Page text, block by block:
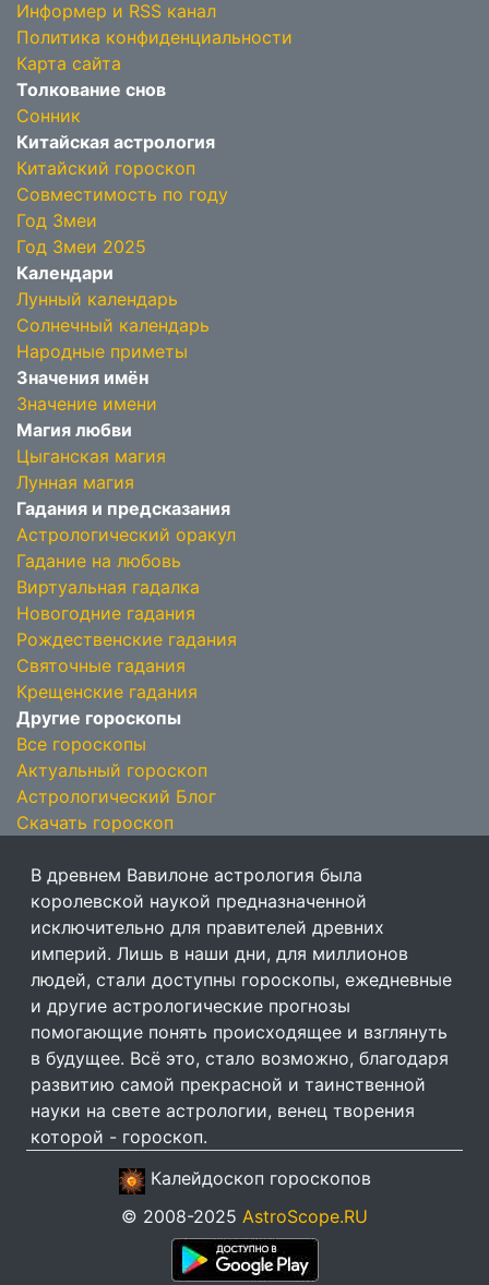
Информер и RSS канал
Политика конфиденциальности
Карта сайта
Толкование снов
Сонник
Китайская астрология
Китайский гороскоп
Совместимость по году
Год Змеи
Год Змеи 2025
Календари
Лунный календарь
Солнечный календарь
Народные приметы
Значения имён
Значение имени
Магия любви
Цыганская магия
Лунная магия
Гадания и предсказания
Астрологический оракул
Гадание на любовь
Виртуальная гадалка
Новогодние гадания
Рождественские гадания
Святочные гадания
Крещенские гадания
Другие гороскопы
Все гороскопы
Актуальный гороскоп
Астрологический Блог
Скачать гороскоп
В древнем Вавилоне астрология была
королевской наукой предназначенной
исключительно для правителей древних
империй. Лишь в наши дни, для миллионов
людей, стали доступны гороскопы, ежедневные
и другие астрологические прогнозы
помогающие понять происходящее и взглянуть
в будущее. Всё это, стало возможно, благодаря
развитию самой прекрасной и таинственной
науки на свете астрологии, венец творения
которой - гороскоп.
Калейдоскоп гороскопов
© 2008-2025 AstroScope.RU